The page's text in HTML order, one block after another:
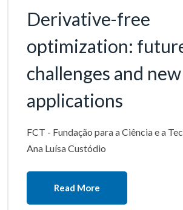
Derivative-free
optimization:
challenges and new
applications
FCT - Fundação para a Ciência e a
Ana Luísa Custódio
Read More